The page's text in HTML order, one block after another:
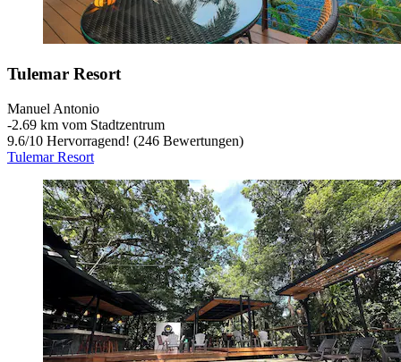
Tulemar Resort
Manuel Antonio
‐2.69 km vom Stadtzentrum
9.6/10 Hervorragend! (246 Bewertungen)
Tulemar Resort